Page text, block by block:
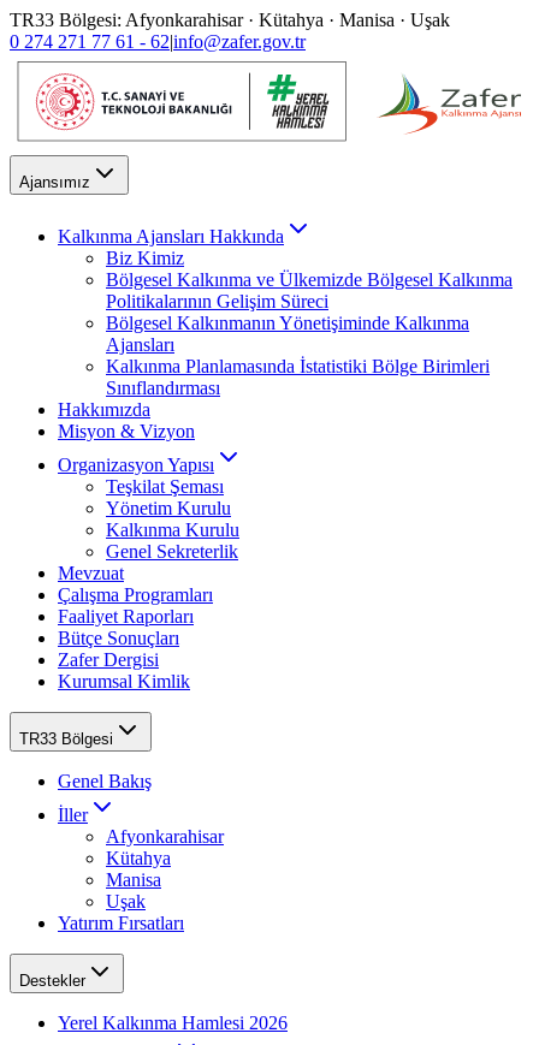
TR33 Bölgesi: Afyonkarahisar · Kütahya · Manisa · Uşak
0 274 271 77 61 - 62|info@zafer.gov.tr
Ajansımız
Kalkınma Ajansları Hakkında
Biz Kimiz
Bölgesel Kalkınma ve Ülkemizde Bölgesel Kalkınma
Politikalarının Gelişim Süreci
Bölgesel Kalkınmanın Yönetişiminde Kalkınma
Ajansları
Kalkınma Planlamasında İstatistiki Bölge Birimleri
Sınıflandırması
Hakkımızda
Misyon & Vizyon
Organizasyon Yapısı
Teşkilat Şeması
Yönetim Kurulu
Kalkınma Kurulu
Genel Sekreterlik
Mevzuat
Çalışma Programları
Faaliyet Raporları
Bütçe Sonuçları
Zafer Dergisi
Kurumsal Kimlik
TR33 Bölgesi
Genel Bakış
İller
Afyonkarahisar
Kütahya
Manisa
Uşak
Yatırım Fırsatları
Destekler
Yerel Kalkınma Hamlesi 2026